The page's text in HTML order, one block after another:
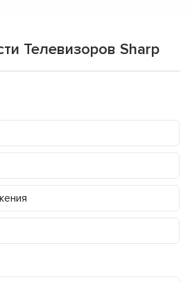
Телевизоров Sharp